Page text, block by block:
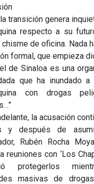
transición genera
respecto a su
de oficina. Nada
formal, que empieza
de Sinaloa es una
que ha inundado a
con drogas
la acusación
y después de
Rubén Rocha
reuniones con ‘Los
protegerlos
masivas de